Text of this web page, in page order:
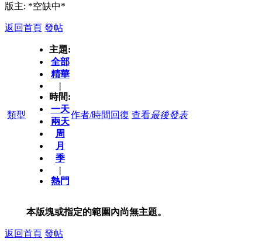
版主: *空缺中*
返回首頁 發帖
類型
主題:
全部
精華
|
時間:
一天
兩天
周
月
季
|
熱門
作者/時間 回復 查看最後發表
本版塊或指定的範圍內尚無主題。
返回首頁 發帖